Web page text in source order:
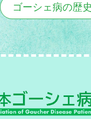
ゴーシェ病の歴史